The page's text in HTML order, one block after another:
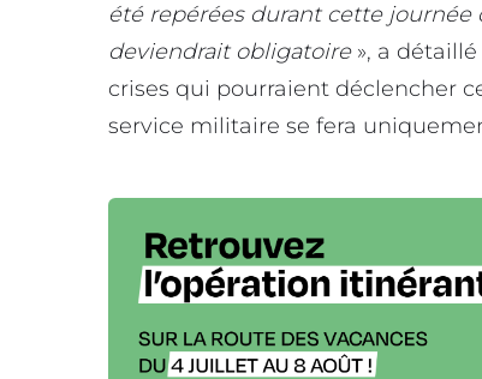
été repérées durant cette
deviendrait obligatoire», a détaillé
crises qui pourraient déclencher
service militaire se fera